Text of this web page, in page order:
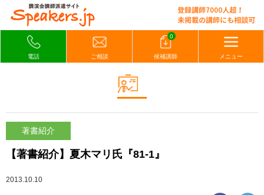
電話 ご相談
0
候補講師 メニュー
著書紹介
【著書紹介】夏木マリ氏『81-1』
2013.10.10